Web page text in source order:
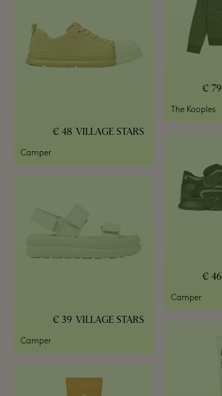
79 €
The Kooples
VILLAGE STARS
48 €
Camper
46 €
Camper
VILLAGE STARS
39 €
Camper